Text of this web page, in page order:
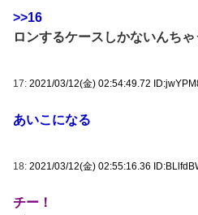
>>16
ロンするケースしかないんちゃ
17: 2021/03/12(金) 02:54:49.72
あいこになる
18: 2021/03/12(金) 02:55:16.36
チー！